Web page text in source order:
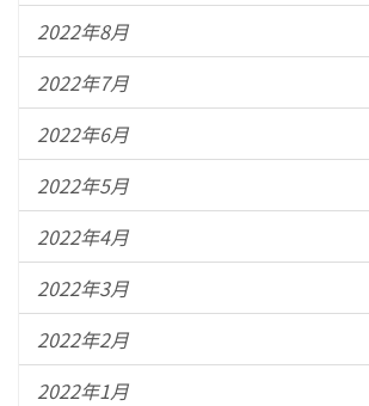
2022年8月
2022年7月
2022年6月
2022年5月
2022年4月
2022年3月
2022年2月
2022年1月